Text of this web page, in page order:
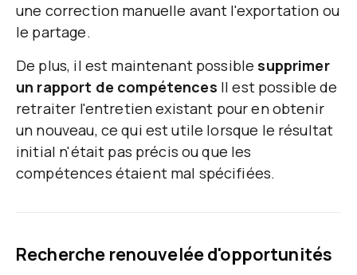
une correction manuelle avant l'exportation ou
le partage.
De plus, il est maintenant possible supprimer
un rapport de compétences Il est possible de
retraiter l'entretien existant pour en obtenir
un nouveau, ce qui est utile lorsque le résultat
initial n'était pas précis ou que les
compétences étaient mal spécifiées.
Recherche renouvelée d'opportunités